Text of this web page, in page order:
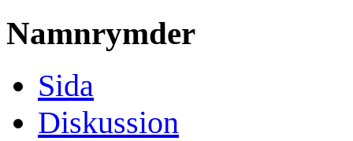
Namnrymder
Sida
Diskussion